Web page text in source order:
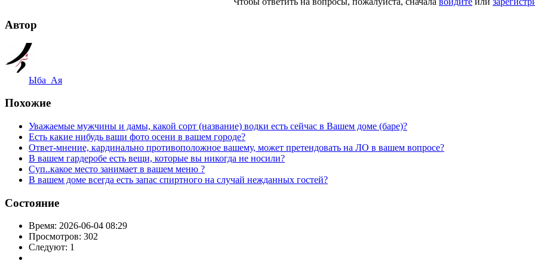
Автор
Ыба_Ая
Похожие
Уважаемые мужчины и дамы, какой сорт (название) водки есть сейчас в Вашем доме (баре)?
Есть какие нибудь ваши фото осени в вашем городе?
Ответ-мнение, кардинально противоположное вашему, может претендовать на ЛО в вашем вопросе?
В вашем гардеробе есть вещи, которые вы никогда не носили?
Суп..какое место занимает в вашем меню ?
В вашем доме всегда есть запас спиртного на случай нежданных гостей?
Состояние
Время: 2026-06-04 08:29
Просмотров: 302
Следуют: 1